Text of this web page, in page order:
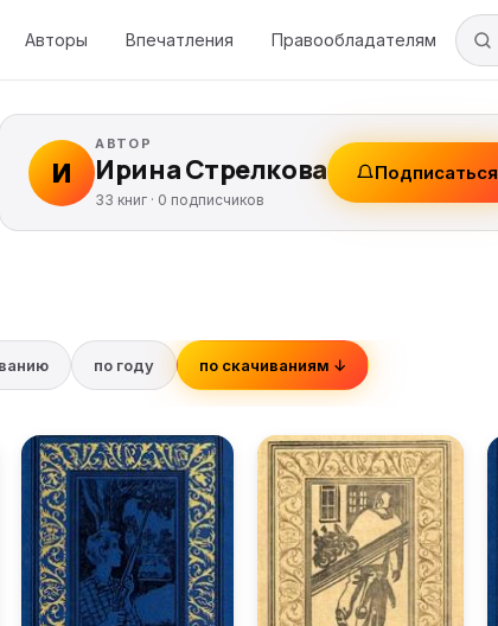
Авторы Впечатления Правообладателям
И
АВТОР
Ирина Стрелкова
33 книг · 0 подписчиков
Подписаться
по году по скачиваниям ↓